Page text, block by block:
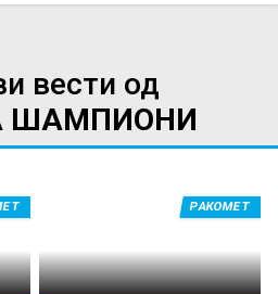
вести од
ШАМПИОНИ
РАКОМЕТ